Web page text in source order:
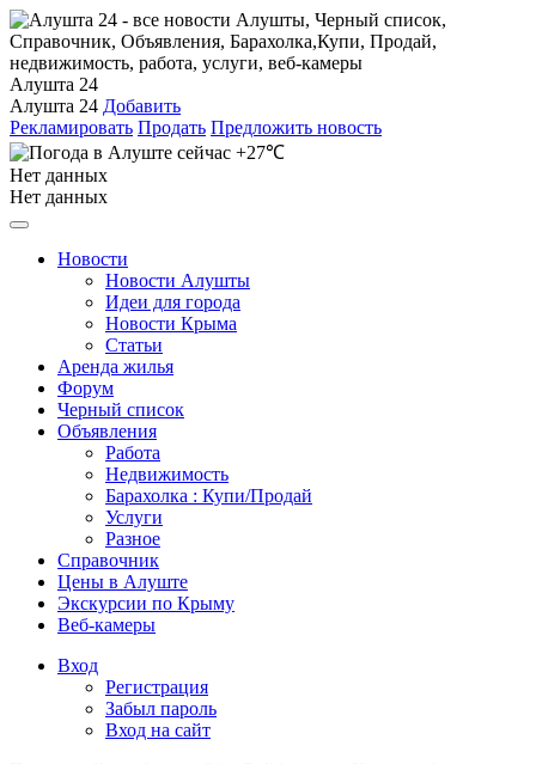
Алушта 24
Алушта 24 Добавить
Рекламировать Продать Предложить новость
+27℃
Нет данных
Нет данных
Новости
Новости Алушты
Идеи для города
Новости Крыма
Статьи
Аренда жилья
Форум
Черный список
Объявления
Работа
Недвижимость
Барахолка : Купи/Продай
Услуги
Разное
Справочник
Цены в Алуште
Экскурсии по Крыму
Веб-камеры
Вход
Регистрация
Забыл пароль
Вход на сайт